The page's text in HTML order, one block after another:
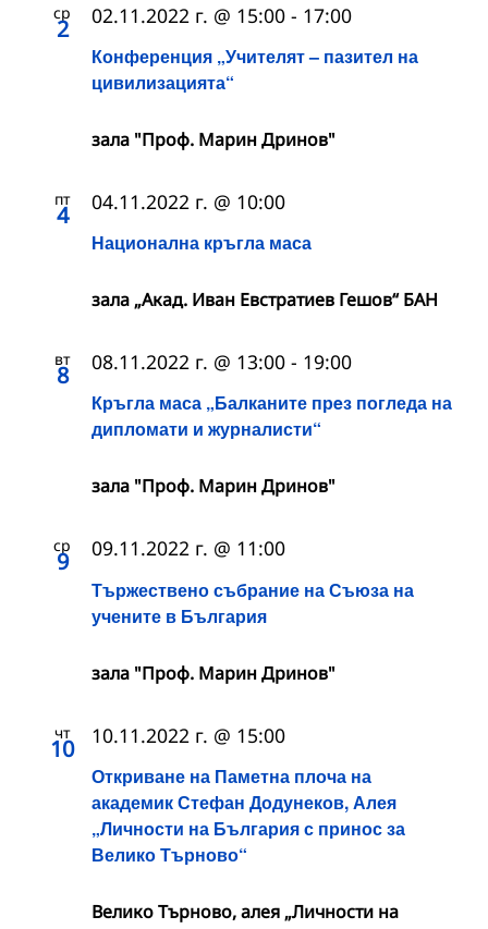
ср
2
Конференция „Учителят – пазител на
цивилизацията“
02.11.2022 г. @ 15:00 - 17:00
зала "Проф. Марин Дринов"
пт
4
Национална кръгла маса
04.11.2022 г. @ 10:00
зала „Акад. Иван Евстратиев Гешов“ БАН
вт
8
Кръгла маса „Балканите прeз погледа на
дипломати и журналисти“
08.11.2022 г. @ 13:00 - 19:00
зала "Проф. Марин Дринов"
ср
9
Тържествено събрание на Съюза на
учените в България
09.11.2022 г. @ 11:00
зала "Проф. Марин Дринов"
чт
10
Откриване на Паметна плоча на
академик Стефан Додунеков, Алея
„Личности на България с принос за
Велико Търново“
10.11.2022 г. @ 15:00
Велико Търново, алея „Личности на